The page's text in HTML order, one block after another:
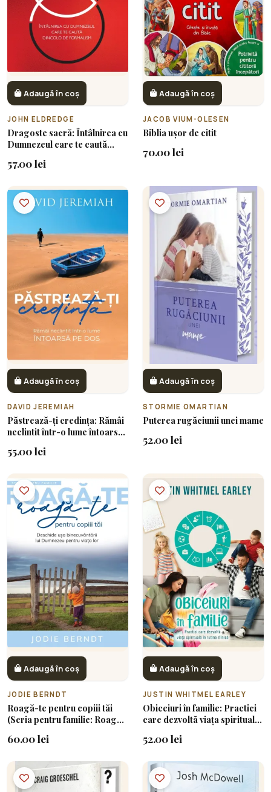
Adaugă în coș
JOHN ELDREDGE
Dragoste sacră: Întâlnirea cu
Dumnezeul care te caută
57.00 lei
Adaugă în coș
JACOB VIUM-OLESEN
Biblia ușor de citit
70.00 lei
Adaugă în coș
DAVID JEREMIAH
Păstrează-ți credința: Rămâi
neclintit într-o lume întoarsă
55.00 lei
Adaugă în coș
STORMIE OMARTIAN
Puterea rugăciunii unei mame
52.00 lei
Adaugă în coș
JODIE BERNDT
Roagă-te pentru copiii tăi
(Seria pentru familie: Roagă-
60.00 lei
Adaugă în coș
JUSTIN WHITMEL EARLEY
Obiceiuri în familie: Practici
care dezvoltă viața spirituală
52.00 lei